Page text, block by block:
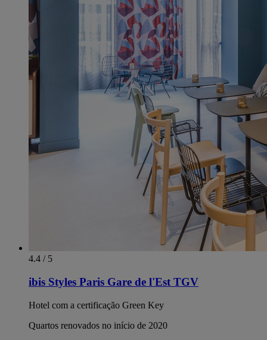
4.4 / 5
ibis Styles Paris Gare de l'Est TGV
Hotel com a certificação Green Key
Quartos renovados no início de 2020